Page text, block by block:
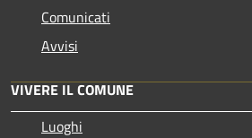
Comunicati
Avvisi
VIVERE IL COMUNE
Luoghi